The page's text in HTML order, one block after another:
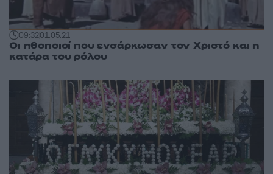
09:3201.05.21
Οι ηθοποιοί που ενσάρκωσαν τον Χριστό και η
κατάρα του ρόλου